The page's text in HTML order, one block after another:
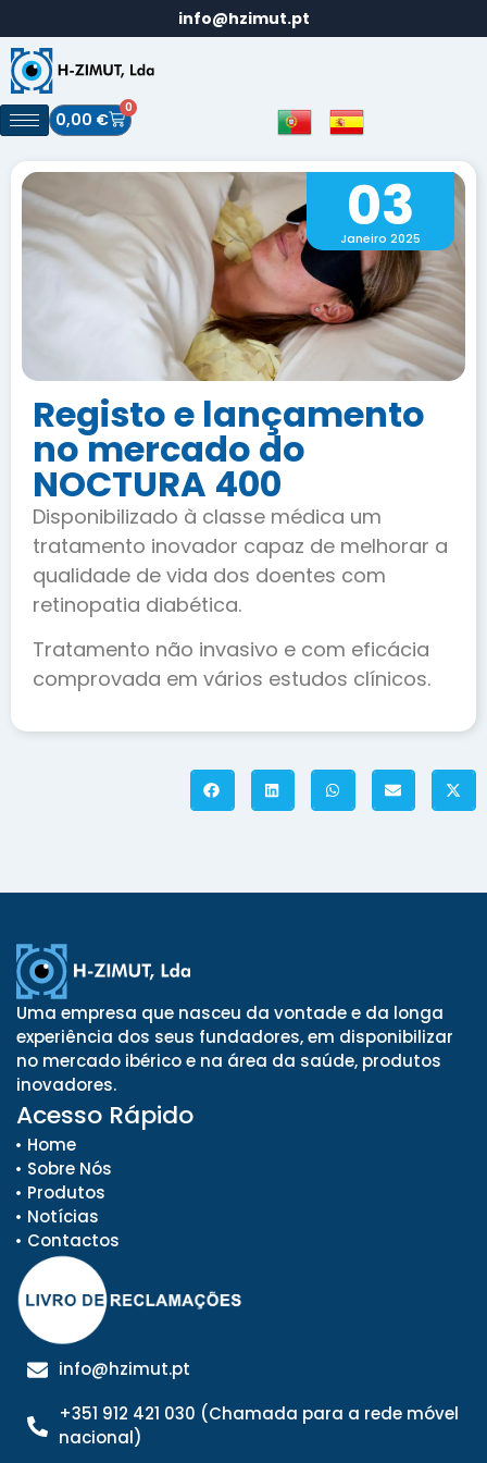
info@hzimut.pt
0,00 €
0
03
Janeiro 2025
Registo e lançamento
no mercado do
NOCTURA 400
Disponibilizado à classe médica um
tratamento inovador capaz de melhorar a
qualidade de vida dos doentes com
retinopatia diabética.
Tratamento não invasivo e com eficácia
comprovada em vários estudos clínicos.
Uma empresa que nasceu da vontade e da longa
experiência dos seus fundadores, em disponibilizar
no mercado ibérico e na área da saúde, produtos
inovadores.
Acesso Rápido
Home
Sobre Nós
Produtos
Notícias
Contactos
info@hzimut.pt
+351 912 421 030 (Chamada para a rede móvel
nacional)